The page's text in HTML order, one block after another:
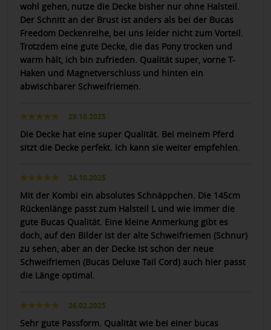
wohl gehen, nutze die Decke bisher nur ohne Halsteil.
Der Schnitt an der Brust ist anders als bei der Bucas
Freedom Deckenreihe, bei uns leider nicht zum Vorteil.
Trotzdem eine gute Decke, die das Pony trocken und
warm hält, ich bin zufrieden. Qualität super, vorne T-
Haken und Magnetverschluss und hinten ein
abwischbarer Schweifriemen.
29.10.2025
Die Decke hat eine super Qualität. Bei meinem Pferd
sitzt die Decke perfekt. Ich kann sie weiter empfehlen.
24.10.2025
Mit der Kombi ein absolutes Schnäppchen. Die 145cm
Rückenlänge passt zum Halsteil L und wie immer die
gute Bucas Qualität. Eine kleine Anmerkung gibt es
doch, auf den Bilder ist der alte Schweifriemen (Schnur)
zu sehen, aber an der Decke ist schon der neue
Schweifriemen (Bucas Deluxe Tail Cord) auch hier passt
die Länge optimal.
26.02.2025
Sehr gute Passform. Qualität wie bei einer bucas